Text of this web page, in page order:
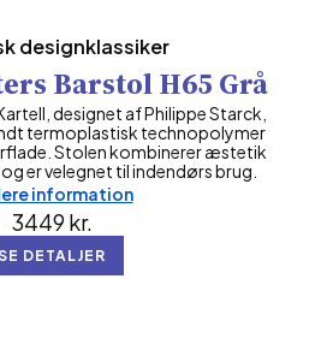
designklassiker
Barstol H65 Grå
designet af Philippe Starck,
termoplastisk technopolymer
Stolen kombinerer æstetik
er velegnet til indendørs brug.
3449 kr.
SE DETALJER
information